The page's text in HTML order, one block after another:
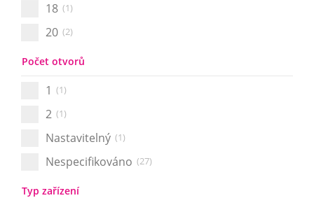
18 (1)
20 (2)
Počet otvorů
1 (1)
2 (1)
Nastavitelný (1)
Nespecifikováno (27)
Typ zařízení